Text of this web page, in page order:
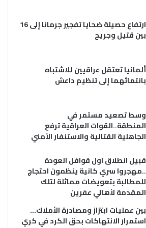
ارتفاع حصيلة ضحايا تفجير جرمانا إلى 16
بين قتيل وجريح
ألمانيا تعتقل عراقيين للاشتباه
بانتمائهما إلى تنظيم داعش
وسط تصعيد مستمر في
المنطقة..القوات العراقية ترفع
الجاهلية القتالية والاستنفار الأمني
قبيل انطلاق اول قوافل العودة
..مهجروا سري كانية ينظمون احتجاج
للمطالبة بتعويضات مماثلة لتلك
المقدمة لأهالي عفرين
بين عمليات ابتزاز ومصادرة الأملاك…
استمرار الانتهاكات بحق الكرد في كري